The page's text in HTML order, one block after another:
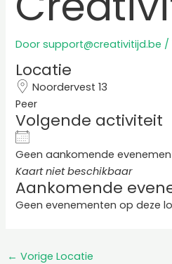
Doorsupport@creativitijd.be /
Locatie
Noordervest 13
Peer
Volgende activiteit
Geen aankomende
Kaart niet beschikbaar
Aankomende
Geen evenementen op deze
← Vorige Locatie